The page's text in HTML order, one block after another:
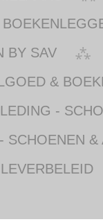
BY SAV
&
-
SCHOENEN &